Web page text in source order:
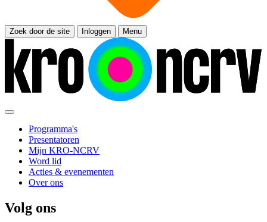
Zoek door de site Inloggen Menu
Programma's
Presentatoren
Mijn KRO-NCRV
Word lid
Acties & evenementen
Over ons
Volg ons